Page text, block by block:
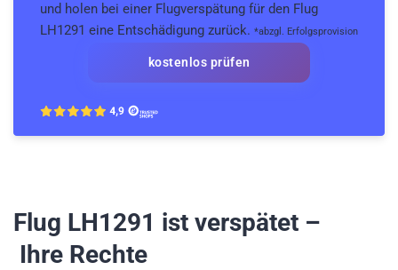
und holen bei einer Flugverspätung für den Flug
LH1291 eine Entschädigung zurück. *abzgl. Erfolgsprovision
kostenlos prüfen
Flug LH1291 ist verspätet –
Ihre Rechte